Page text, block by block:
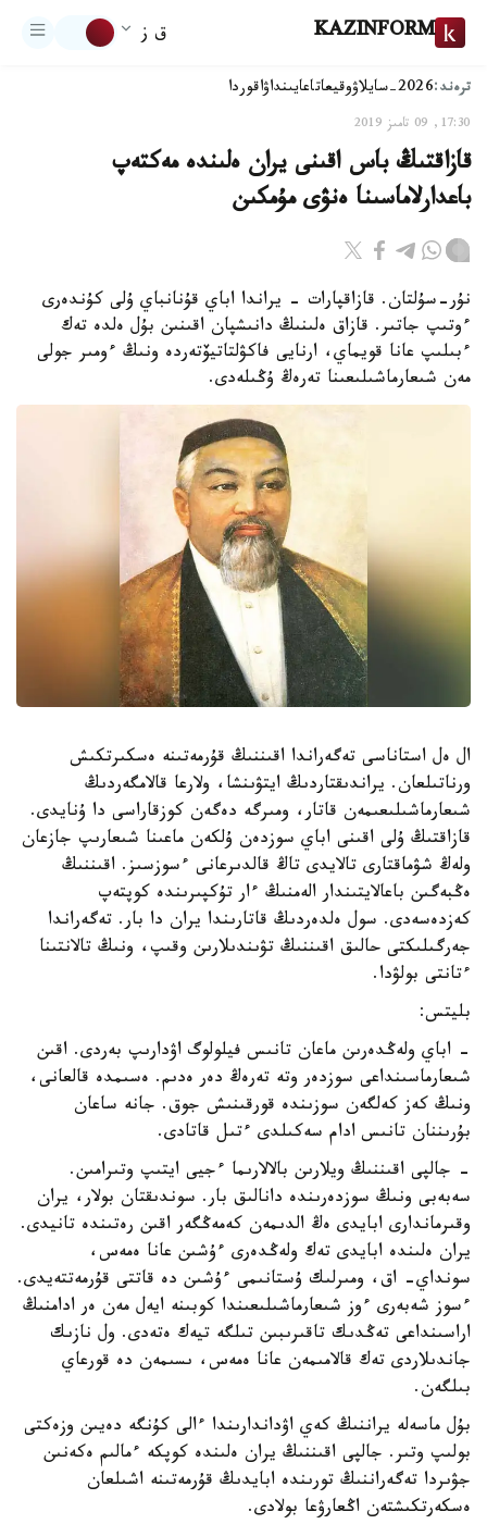
KAZINFORM ق ز
ترەند:2026-سايلاۋ وقيعاتاعايىنداۋاقوردا
17:30, 09 تامىز 2019
قازاقتىڭ باس اقىنى يران ەلىندە مەكتەپ
باعدارلاماسىنا ەنۋى مۇمكىن
نۇر-سۇلتان. قازاقپارات – يراندا اباي قۇنانباي ۇلى كۇندەرى
ءوتىپ جاتىر. قازاق ەلىنىڭ دانىشپان اقىنىن بۇل ەلدە تەك
ءبىلىپ عانا قويماي، ارنايى فاكۋلتاتيۆتەردە ونىڭ ءومىر جولى
مەن شىعارماشىلىعىنا تەرەڭ ۇڭىلەدى.
ال ەل استاناسى تەگەراندا اقىننىڭ قۇرمەتىنە ەسكىرتكىش
ورناتىلعان. يراندىقتاردىڭ ايتۋىنشا، ولارعا قالامگەردىڭ
شىعارماشىلىعىمەن قاتار، ومىرگە دەگەن كوزقاراسى دا ۇنايدى.
قازاقتىڭ ۇلى اقىنى اباي سوزدەن ۇلكەن ماعىنا شىعارىپ جازعان
ولەڭ شۋماقتارى تالايدى تاڭ قالدىرعانى ءسوزسىز. اقىننىڭ
ەڭبەگىن باعالايتىندار الەمنىڭ ءار تۇكپىرىندە كوپتەپ
كەزدەسەدى. سول ەلدەردىڭ قاتارىندا يران دا بار. تەگەراندا
جەرگىلىكتى حالىق اقىننىڭ تۋىندىلارىن وقىپ، ونىڭ تالانتىنا
ءتانتى بولۋدا.
بليتس:
- اباي ولەڭدەرىن ماعان تانىس فيلولوگ اۋدارىپ بەردى. اقىن
شىعارماسىنداعى سوزدەر وتە تەرەڭ دەر ەدىم. ەسىمدە قالعانى،
ونىڭ كەز كەلگەن سوزىندە قورقىنىش جوق. جانە ساعان
بۇرىننان تانىس ادام سەكىلدى ءتىل قاتادى.
- جالپى اقىننىڭ ويلارىن بالالارىما ءجيى ايتىپ وتىرامىن.
سەبەبى ونىڭ سوزدەرىندە دانالىق بار. سوندىقتان بولار، يران
وقىرماندارى ابايدى ەڭ الدىمەن كەمەڭگەر اقىن رەتىندە تانيدى.
يران ەلىندە ابايدى تەك ولەڭدەرى ءۇشىن عانا ەمەس،
سونداي- اق، ومىرلىك ۇستانىمى ءۇشىن دە قاتتى قۇرمەتتەيدى.
ءسوز شەبەرى ءوز شىعارماشىلىعىندا كوبىنە ايەل مەن ەر ادامنىڭ
اراسىنداعى تەڭدىك تاقىرىبىن تىلگە تيەك ەتەدى. ول نازىك
جاندىلاردى تەك قالامىمەن عانا ەمەس، ىسىمەن دە قورعاي
بىلگەن.
بۇل ماسەلە يراننىڭ كەي اۋداندارىندا ءالى كۇنگە دەيىن وزەكتى
بولىپ وتىر. جالپى اقىننىڭ يران ەلىندە كوپكە ءمالىم ەكەنىن
جۋىردا تەگەراننىڭ تورىندە ابايدىڭ قۇرمەتىنە اشىلعان
ەسكەرتكىشتەن اڭعارۋعا بولادى.